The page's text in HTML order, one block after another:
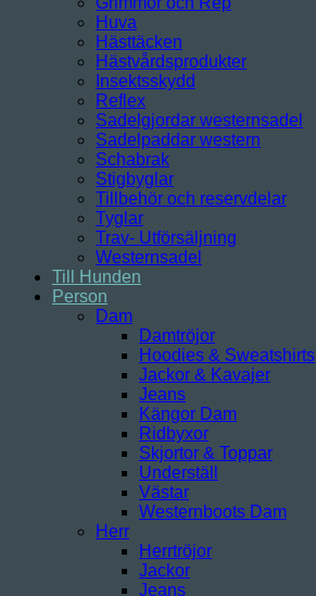
Huva
Hästtäcken
Hästvårdsprodukter
Insektsskydd
Reflex
Sadelgjordar westernsadel
Sadelpaddar western
Schabrak
Stigbyglar
Tillbehör och reservdelar
Tyglar
Trav- Utförsäljning
Westernsadel
Till Hunden
Person
Dam
Damtröjor
Hoodies & Sweatshirts
Jackor & Kavajer
Jeans
Kängor Dam
Ridbyxor
Skjortor & Toppar
Underställ
Västar
Westernboots Dam
Herr
Herrtröjor
Jackor
Jeans